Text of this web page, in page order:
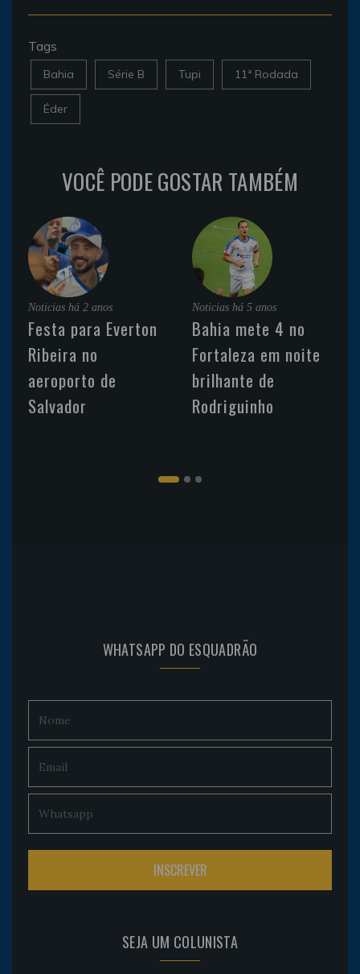
Tags
Bahia Série B Tupi 11ª Rodada
Éder
VOCÊ PODE GOSTAR TAMBÉM
Noticias há 2 anos
Festa para Everton
Ribeira no
aeroporto de
Salvador
Noticias há 5 anos
Bahia mete 4 no
Fortaleza em noite
brilhante de
Rodriguinho
WHATSAPP DO ESQUADRÃO
SEJA UM COLUNISTA